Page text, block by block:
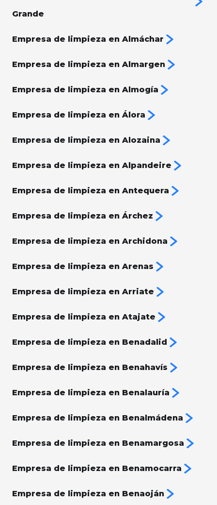
Grande
Empresa de limpieza en Almáchar
Empresa de limpieza en Almargen
Empresa de limpieza en Almogía
Empresa de limpieza en Álora
Empresa de limpieza en Alozaina
Empresa de limpieza en Alpandeire
Empresa de limpieza en Antequera
Empresa de limpieza en Árchez
Empresa de limpieza en Archidona
Empresa de limpieza en Arenas
Empresa de limpieza en Arriate
Empresa de limpieza en Atajate
Empresa de limpieza en Benadalid
Empresa de limpieza en Benahavís
Empresa de limpieza en Benalauría
Empresa de limpieza en Benalmádena
Empresa de limpieza en Benamargosa
Empresa de limpieza en Benamocarra
Empresa de limpieza en Benaoján